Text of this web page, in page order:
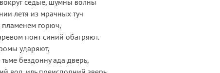
седые, шумны волны
летя из мрачных туч
пламенем горюч,
понт синий обагряют.
ударяют,
бездонну ада дверь,